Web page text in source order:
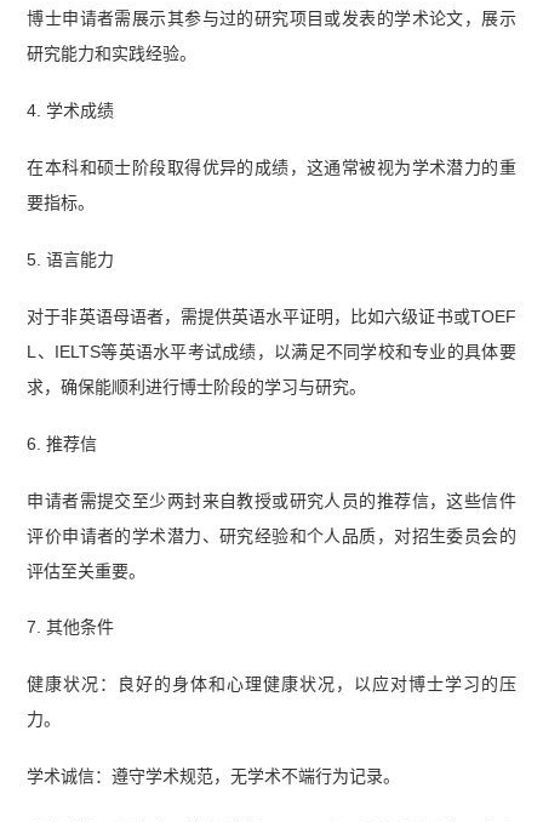
博士申请者需展示其参与过的研究项目或发表的学术论文，展示
研究能力和实践经验。
4. 学术成绩
在本科和硕士阶段取得优异的成绩，这通常被视为学术潜力的重
要指标。
5. 语言能力
对于非英语母语者，需提供英语水平证明，比如六级证书或TOEF
L、IELTS等英语水平考试成绩，以满足不同学校和专业的具体要
求，确保能顺利进行博士阶段的学习与研究。
6. 推荐信
申请者需提交至少两封来自教授或研究人员的推荐信，这些信件
评价申请者的学术潜力、研究经验和个人品质，对招生委员会的
评估至关重要。
7. 其他条件
健康状况：良好的身体和心理健康状况，以应对博士学习的压
力。
学术诚信：遵守学术规范，无学术不端行为记录。